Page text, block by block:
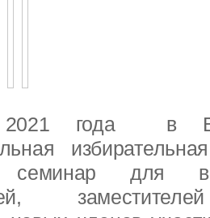
года в
семинар для